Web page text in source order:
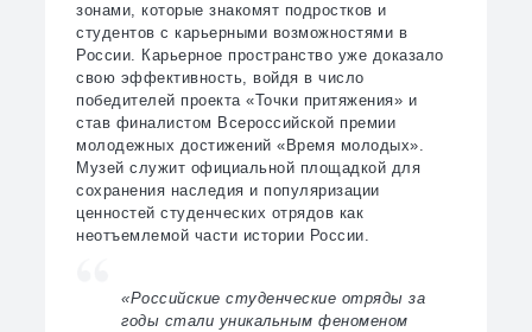
зонами, которые знакомят подростков и
студентов с карьерными возможностями в
России. Карьерное пространство уже доказало
свою эффективность, войдя в число
победителей проекта «Точки притяжения» и
став финалистом Всероссийской премии
молодежных достижений «Время молодых».
Музей служит официальной площадкой для
сохранения наследия и популяризации
ценностей студенческих отрядов как
неотъемлемой части истории России.
«Российские студенческие отряды за
годы стали уникальным феноменом